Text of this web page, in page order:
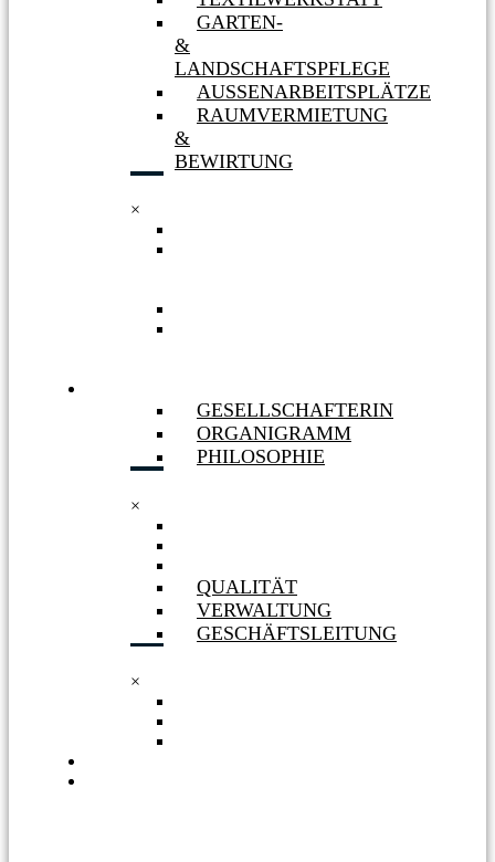
GARTEN-
&
LANDSCHAFTSPFLEGE
AUSSENARBEITSPLÄTZE
RAUMVERMIETUNG
&
BEWIRTUNG
×
GESELLSCHAFTERIN
ORGANIGRAMM
PHILOSOPHIE
×
QUALITÄT
VERWALTUNG
GESCHÄFTSLEITUNG
×